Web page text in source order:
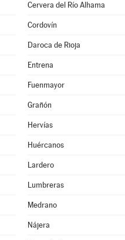
Cervera del Río Alhama
Cordovín
Daroca de Rioja
Entrena
Fuenmayor
Grañón
Hervías
Huércanos
Lardero
Lumbreras
Medrano
Nájera